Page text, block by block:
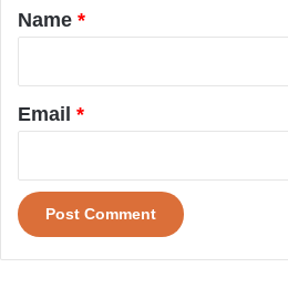
*
Name *
Email *